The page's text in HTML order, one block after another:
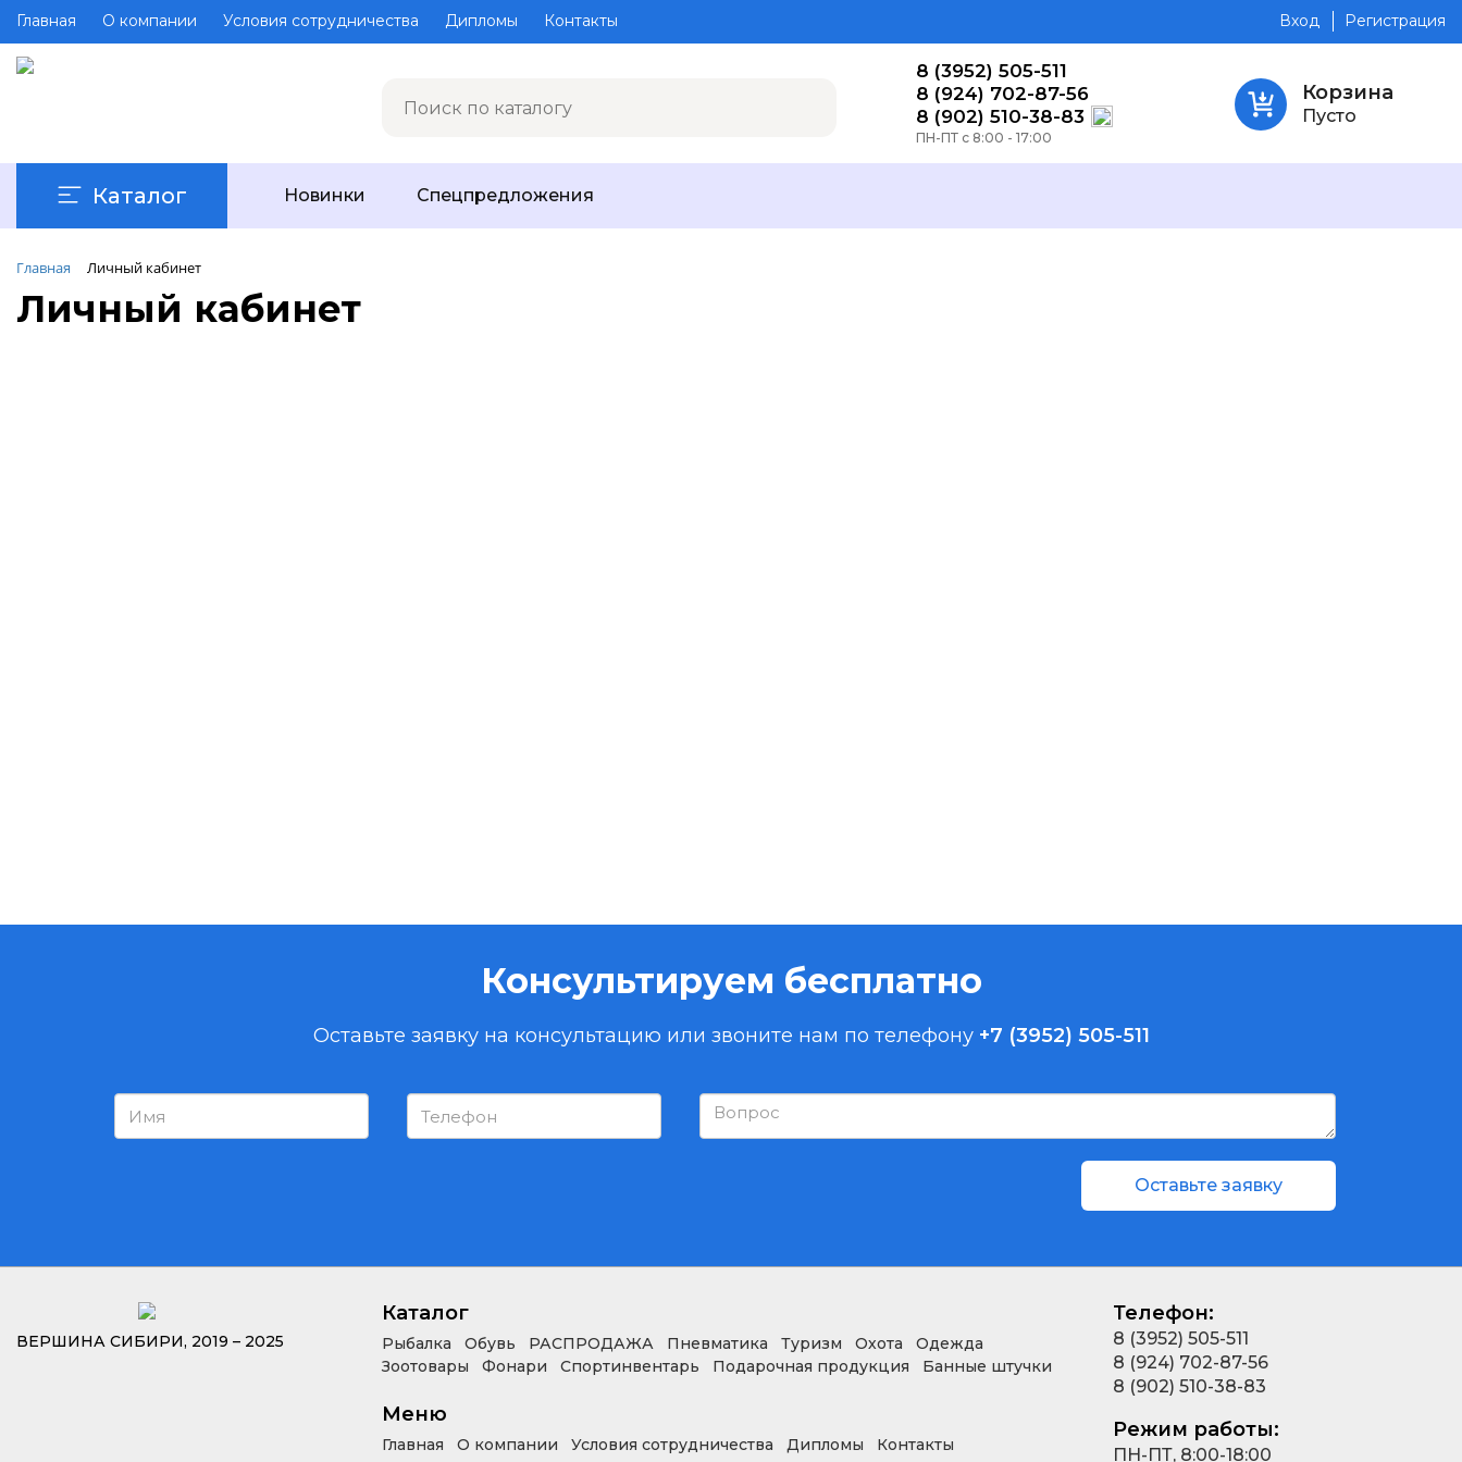
Главная О компании Условия сотрудничества Дипломы Контакты Вход Регистрация
8 (3952) 505-511
8 (924) 702-87-56
8 (902) 510-38-83
ПН-ПТ с 8:00 - 17:00
Корзина
Пусто
Каталог Новинки Спецпредложения
Главная Личный кабинет
Личный кабинет
Консультируем бесплатно
Оставьте заявку на консультацию или звоните нам по телефону +7 (3952) 505-511
Оставьте заявку
ВЕРШИНА СИБИРИ, 2019 – 2025
Каталог
Рыбалка Обувь РАСПРОДАЖА Пневматика Туризм Охота
Одежда
Зоотовары
Фонари Спортинвентарь Подарочная продукция Банные штучки
Меню
Главная О компании Условия сотрудничества Дипломы Контакты
Телефон:
8 (3952) 505-511
8 (924) 702-87-56
8 (902) 510-38-83
Режим работы:
ПН-ПТ, 8:00-18:00